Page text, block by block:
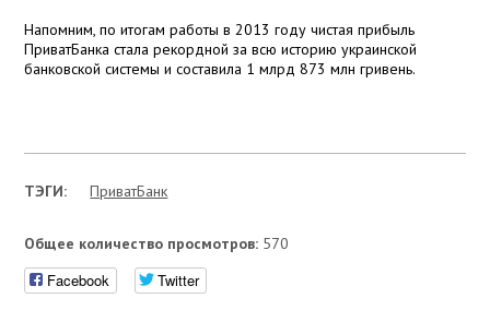
Напомним, по итогам работы в 2013 году чистая прибыль
ПриватБанка стала рекордной за всю историю украинской
банковской системы и составила 1 млрд 873 млн гривень.
ТЭГИ: ПриватБанк
Общее количество просмотров: 570
Facebook Twitter